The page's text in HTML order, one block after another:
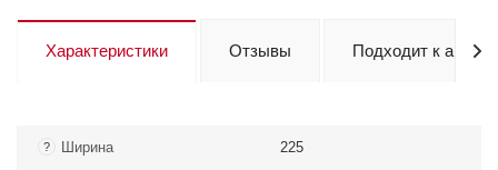
Характеристики Отзывы Подходит к авто
? Ширина 225